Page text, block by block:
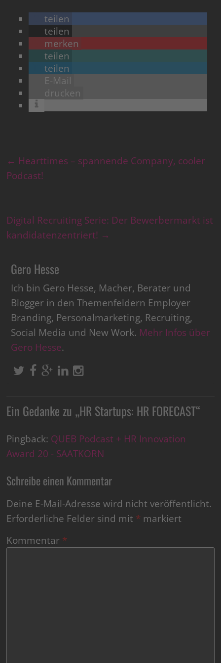
teilen
teilen
merken
teilen
teilen
E-Mail
drucken
← Hearttimes – spannende Company, cooler
Podcast!
Digital Recruiting Serie: Der Bewerbermarkt ist
kandidatenzentriert! →
Gero Hesse
Ich bin Gero Hesse, Macher, Berater und
Blogger in den Themenfeldern Employer
Branding, Personalmarketing, Recruiting,
Social Media und New Work. Mehr Infos über
Gero Hesse.
Ein Gedanke zu „HR Startups: HR FORECAST“
Pingback: QUEB Podcast + HR Innovation
Award 20 - SAATKORN
Schreibe einen Kommentar
Deine E-Mail-Adresse wird nicht veröffentlicht.
Erforderliche Felder sind mit * markiert
Kommentar *